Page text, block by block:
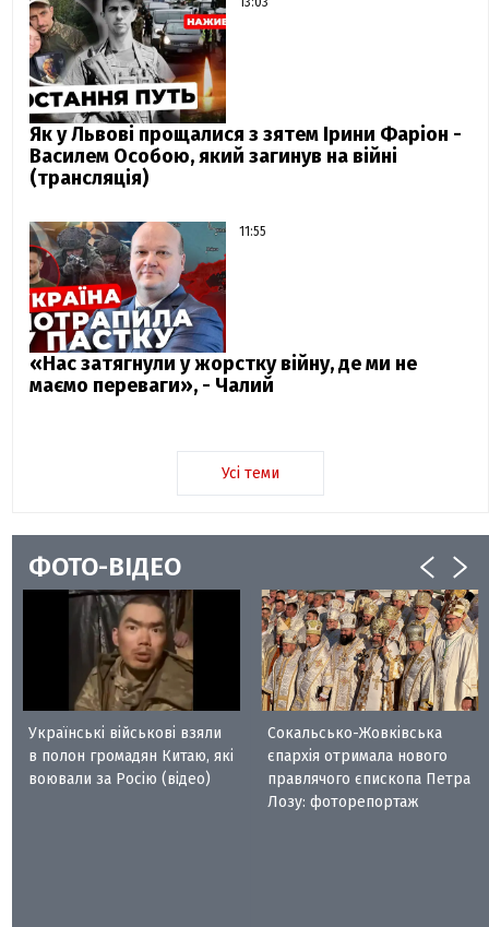
Як у Львові прощалися з зятем Ірини Фаріон -
Василем Особою, який загинув на війні
(трансляція)
11:55
«Нас затягнули у жорстку війну, де ми не
маємо переваги», - Чалий
Усі теми
ФОТО-ВІДЕО
Українські військові взяли
в полон громадян Китаю, які
воювали за Росію (відео)
Сокальсько-Жовківська
єпархія отримала нового
правлячого єпископа Петра
Лозу: фоторепортаж